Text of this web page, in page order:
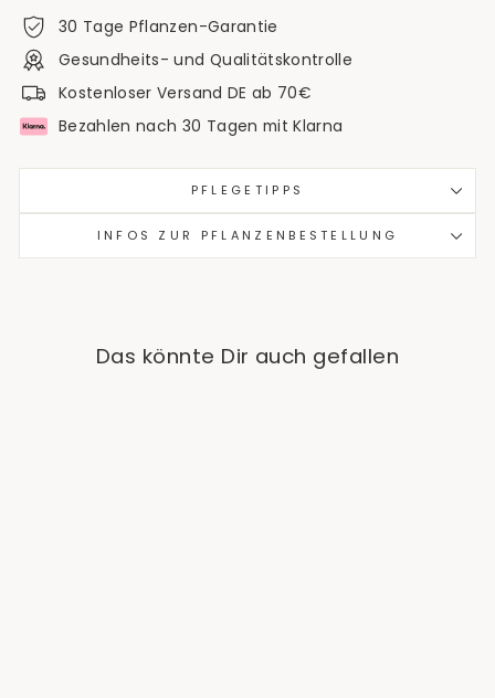
30 Tage Pflanzen-Garantie
Gesundheits- und Qualitätskontrolle
Kostenloser Versand DE ab 70€
Bezahlen nach 30 Tagen mit Klarna
PFLEGETIPPS
INFOS ZUR PFLANZENBESTELLUNG
Das könnte Dir auch gefallen